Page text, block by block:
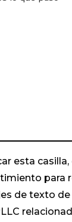
esta
para
de texto de